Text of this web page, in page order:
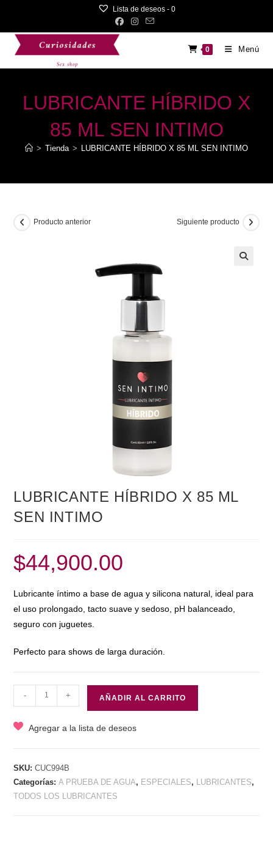
contenido
Lista de deseos - 0
0 Menú
LUBRICANTE HÍBRIDO X
85 ML SEN INTIMO
> Tienda > LUBRICANTE HÍBRIDO X 85 ML SEN INTIMO
Producto anterior Siguiente producto
LUBRICANTE HÍBRIDO X 85 ML
SEN INTIMO
$44,900.00
Lubricante íntimo a base de agua y silicona natural, ideal para
el uso prolongado, tacto suave y sedoso, pH balanceado,
seguro con juguetes.
Perfecto para shows de larga duración.
LUBRICANTE
HÍBRIDO
X
SEN
INTIMO
cantidad
- + AÑADIR AL CARRITO
Agregar a la lista de deseos
SKU:CUC994B
Categorías:A PRUEBA DE AGUA, ESPECIALES, LUBRICANTES,
TODOS LOS LUBRICANTES